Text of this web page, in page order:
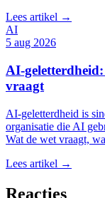
Lees artikel →
AI
5 aug 2026
AI-
vraagt
AI-geletterdheid is
organisatie die AI
Wat de wet vraagt,
Lees artikel →
Reacties